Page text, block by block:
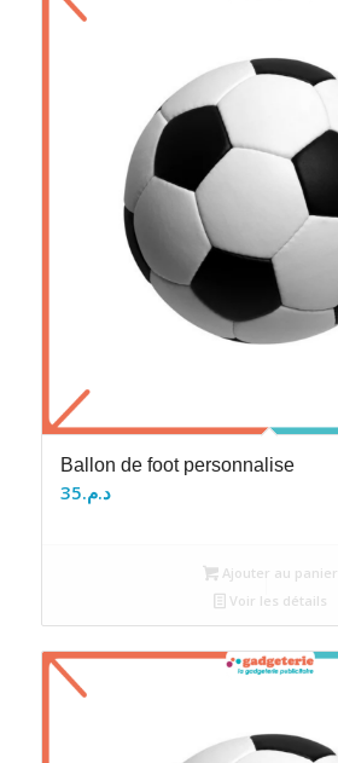
Ballon de foot personnalise
د.م.35
Ajouter au panier
Voir les détails